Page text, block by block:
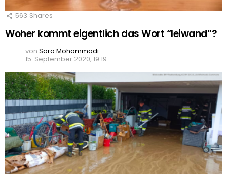
563 Shares
Woher kommt eigentlich das Wort “leiwand”?
von Sara Mohammadi
15. September 2020, 19:19